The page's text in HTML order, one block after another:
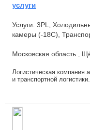
услуги
Услуги: 3PL,
камеры (-18С),
Московская область ,
Логистическая компания
и транспортной